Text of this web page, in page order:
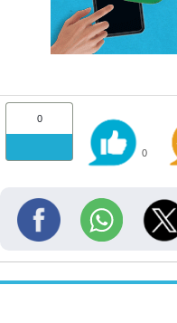
0
0